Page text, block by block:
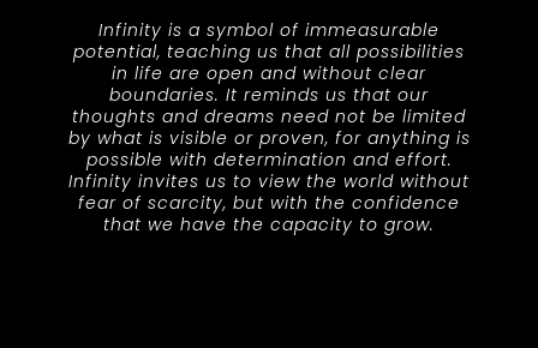
Infinity is a symbol of immeasurable
potential, teaching us that all possibilities
in life are open and without clear
boundaries. It reminds us that our
thoughts and dreams need not be limited
by what is visible or proven, for anything is
possible with determination and effort.
Infinity invites us to view the world without
fear of scarcity, but with the confidence
that we have the capacity to grow.